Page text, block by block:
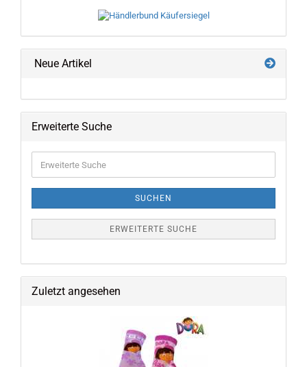
Neue Artikel
Erweiterte Suche
Suche
SUCHEN
ERWEITERTE SUCHE
Zuletzt angesehen